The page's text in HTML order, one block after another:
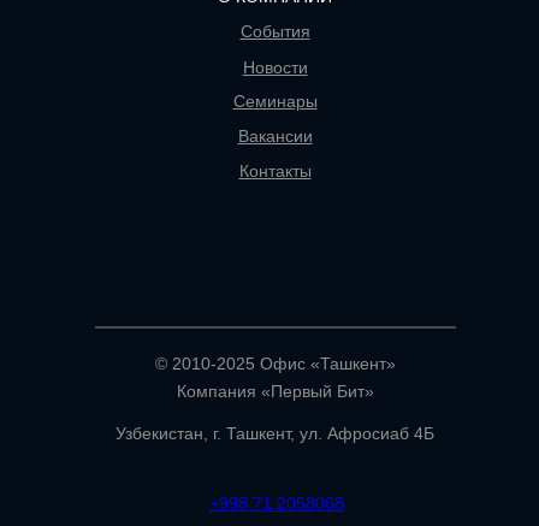
События
Новости
Семинары
Вакансии
Контакты
© 2010-2025 Офис «Ташкент»
Компания «Первый Бит»
Узбекистан, г. Ташкент, ул. Афросиаб 4Б
+998 71 2058068